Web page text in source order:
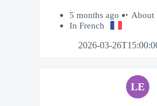
5 months ago
About
In French
2026-03-
LE